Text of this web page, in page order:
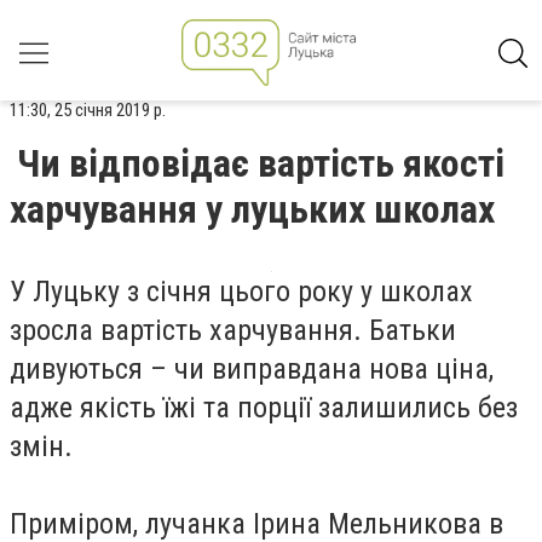
11:30, 25 січня 2019 р.
Чи відповідає вартість якості
харчування у луцьких школах
У Луцьку з січня цього року у школах
зросла вартість харчування. Батьки
дивуються – чи виправдана нова ціна,
адже якість їжі та порції залишились без
змін.
Приміром, лучанка Ірина Мельникова в